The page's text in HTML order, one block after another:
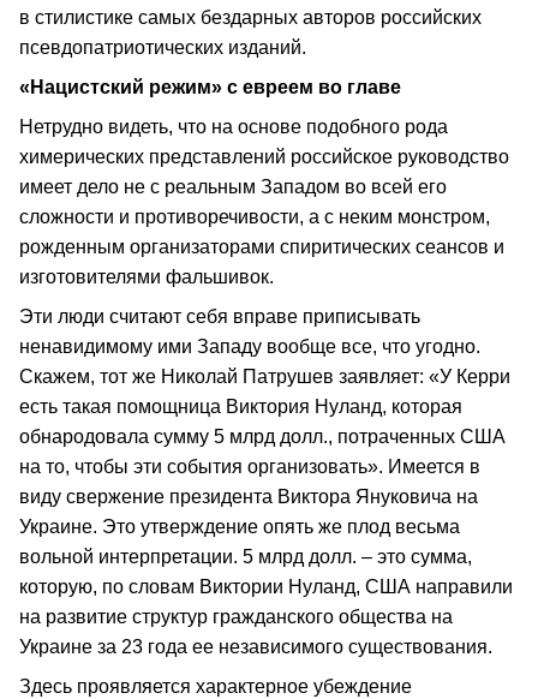
в стилистике самых бездарных авторов российских
псевдопатриотических изданий.
«Нацистский режим» с евреем во главе
Нетрудно видеть, что на основе подобного рода
химерических представлений российское руководство
имеет дело не с реальным Западом во всей его
сложности и противоречивости, а с неким монстром,
рожденным организаторами спиритических сеансов и
изготовителями фальшивок.
Эти люди считают себя вправе приписывать
ненавидимому ими Западу вообще все, что угодно.
Скажем, тот же Николай Патрушев заявляет: «У Керри
есть такая помощница Виктория Нуланд, которая
обнародовала сумму 5 млрд долл., потраченных США
на то, чтобы эти события организовать». Имеется в
виду свержение президента Виктора Януковича на
Украине. Это утверждение опять же плод весьма
вольной интерпретации. 5 млрд долл. – это сумма,
которую, по словам Виктории Нуланд, США направили
на развитие структур гражданского общества на
Украине за 23 года ее независимого существования.
Здесь проявляется характерное убеждение